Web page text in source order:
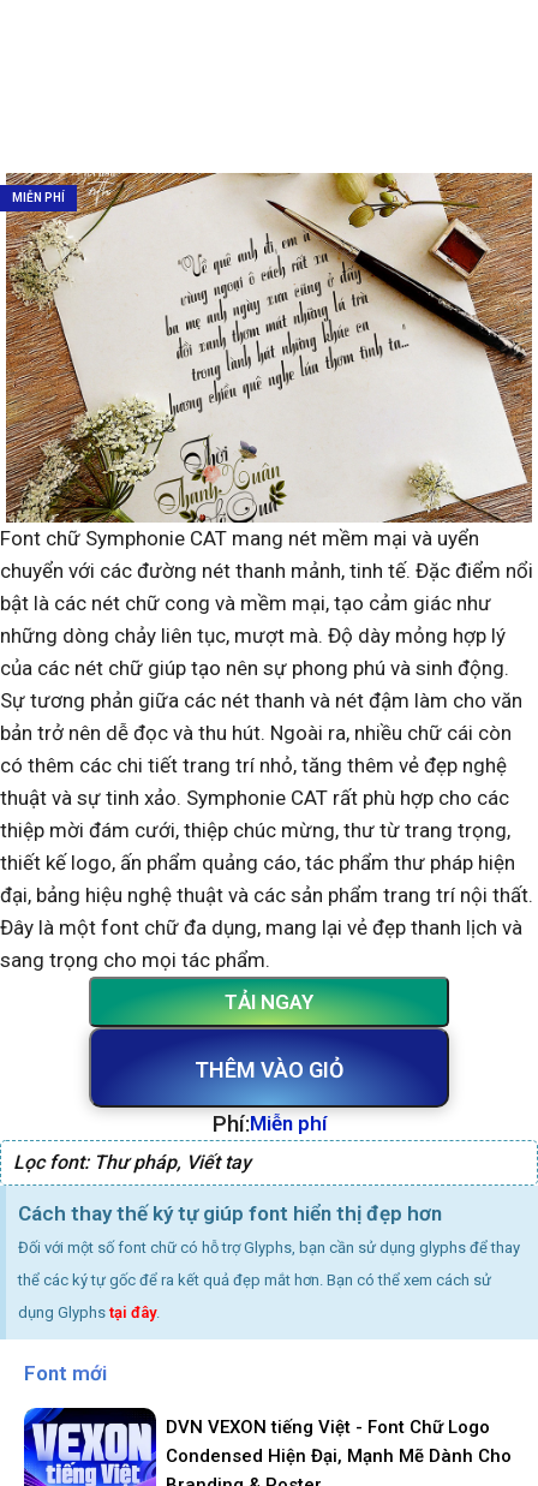
MIỄN PHÍ
Font chữ Symphonie CAT mang nét mềm mại và uyển
chuyển với các đường nét thanh mảnh, tinh tế. Đặc điểm nổi
bật là các nét chữ cong và mềm mại, tạo cảm giác như
những dòng chảy liên tục, mượt mà. Độ dày mỏng hợp lý
của các nét chữ giúp tạo nên sự phong phú và sinh động.
Sự tương phản giữa các nét thanh và nét đậm làm cho văn
bản trở nên dễ đọc và thu hút. Ngoài ra, nhiều chữ cái còn
có thêm các chi tiết trang trí nhỏ, tăng thêm vẻ đẹp nghệ
thuật và sự tinh xảo. Symphonie CAT rất phù hợp cho các
thiệp mời đám cưới, thiệp chúc mừng, thư từ trang trọng,
thiết kế logo, ấn phẩm quảng cáo, tác phẩm thư pháp hiện
đại, bảng hiệu nghệ thuật và các sản phẩm trang trí nội thất.
Đây là một font chữ đa dụng, mang lại vẻ đẹp thanh lịch và
sang trọng cho mọi tác phẩm.
THÊM VÀO GIỎ
TẢI NGAY
Phí:Miễn phí
Lọc font: Thư pháp, Viết tay
Cách thay thế ký tự giúp font hiển thị đẹp hơn
Đối với một số font chữ có hỗ trợ Glyphs, bạn cần sử dụng glyphs để thay
thể các ký tự gốc để ra kết quả đẹp mắt hơn. Bạn có thể xem cách sử
dụng Glyphs tại đây.
Font mới
DVN VEXON tiếng Việt - Font Chữ Logo
Condensed Hiện Đại, Mạnh Mẽ Dành Cho